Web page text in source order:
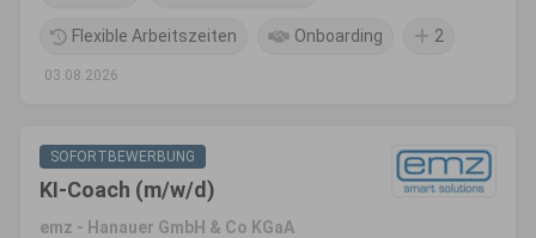
Flexible Arbeitszeiten Onboarding 2
03.08.2026
SOFORTBEWERBUNG
KI-Coach (m/w/d)
emz - Hanauer GmbH & Co KGaA